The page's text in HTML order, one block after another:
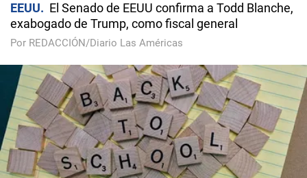
EEUU
El Senado de EEUU confirma a Todd Blanche,
exabogado de Trump, como fiscal general
Por REDACCIÓN/Diario Las Américas